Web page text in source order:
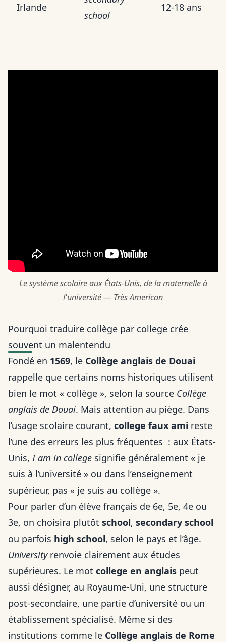
Irlande
school
12-18 ans
Le système scolaire aux États-Unis, de la maternelle à
l'université — Très American
Pourquoi traduire collège par college crée
souvent un malentendu
Fondé en 1569, le Collège anglais de Douai
rappelle que certains noms historiques utilisent
bien le mot « collège », selon la source Collège
anglais de Douai. Mais attention au piège. Dans
l’usage scolaire courant, college faux ami reste
l’une des erreurs les plus fréquentes : aux États-
Unis,I am in college signifie généralement « je
suis à l’université » ou dans l’enseignement
supérieur, pas « je suis au collège ».
Pour parler d’un élève français de 6e, 5e, 4e ou
3e, on choisira plutôt school, secondary school
ou parfois high school, selon le pays et l’âge.
Universityrenvoie clairement aux études
supérieures. Le mot college en anglais peut
aussi désigner, au Royaume-Uni, une structure
post-secondaire, une partie d’université ou un
établissement spécialisé. Même si des
institutions comme le Collège anglais de Rome